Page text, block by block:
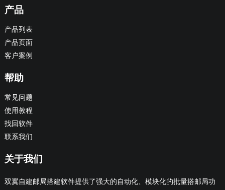
产品
产品列表
产品页面
客户案例
帮助
常见问题
使用教程
找回软件
联系我们
关于我们
双翼自建邮局搭建软件提供了强大的自动化、模块化的批量搭邮局功